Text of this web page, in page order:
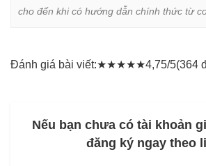
cho đến khi có hướng dẫn chính thức từ
Đánh giá bài viết:★★★★★4,75/5(364
Nếu bạn chưa có tài khoản
đăng ký ngay theo